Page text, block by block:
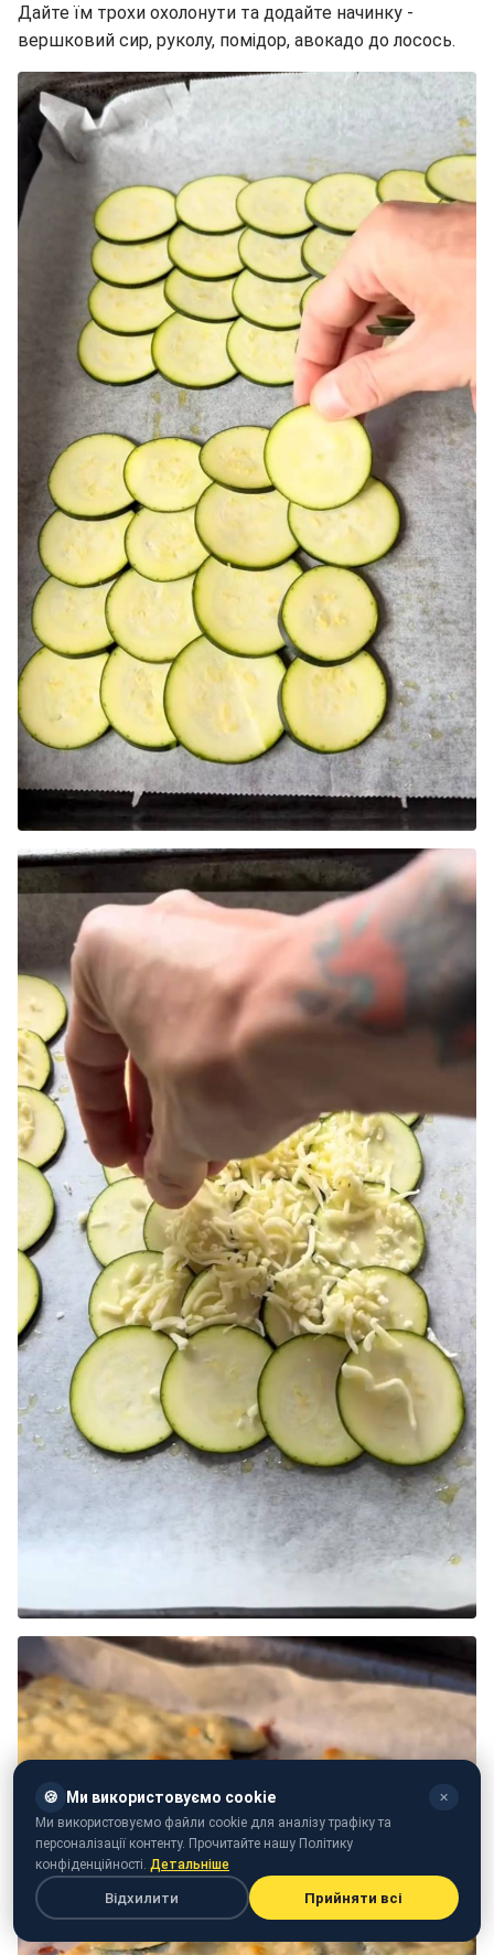
Дайте їм трохи охолонути та додайте начинку -
вершковий сир, руколу, помідор, авокадо до лосось.
🍪 Ми використовуємо cookie ✕
Ми використовуємо файли cookie для аналізу трафіку та
персоналізації контенту. Прочитайте нашу Політику
конфіденційності. Детальніше
Відхилити Прийняти всі